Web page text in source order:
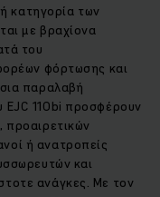
κατηγορία των
με βραχίονα
του
φόρτωσης και
παραλαβή
110bi προσφέρουν
προαιρετικών
ή ανατροπείς
και
ανάγκες. Με τον